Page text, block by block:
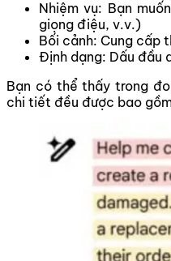
Nhiệm vụ: Bạn
giọng điệu, v.v.)
Bối cảnh: Cung cấp
Định dạng: Dấu đầu
Bạn có thể thấy trong
chi tiết đều được bao